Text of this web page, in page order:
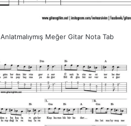
Anlatmalıymış Meğer Gitar Nota Tab